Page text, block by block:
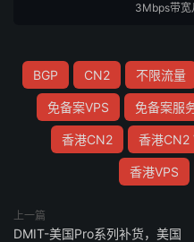
3Mbps带宽
BGP CN2 不限流量
免备案VPS 免备案服
香港CN2 香港CN2
香港VPS
上一篇
DMIT-美国Pro系列补货，美国